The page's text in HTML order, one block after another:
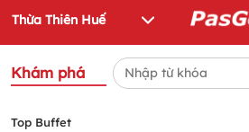
Khám phá
Top Buffet